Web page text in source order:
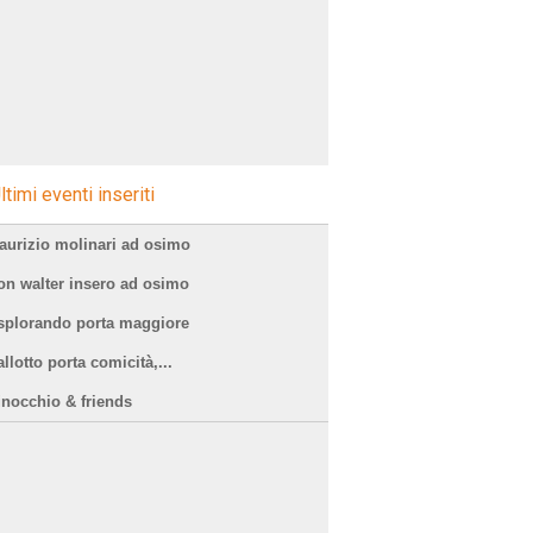
eventi inseriti
molinari ad osimo
walter insero ad osimo
porta maggiore
porta comicità,...
& friends